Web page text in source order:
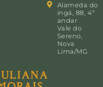
Alameda do
ingá, 88, 4º
andar
Vale do
Sereno,
Nova
Lima/MG